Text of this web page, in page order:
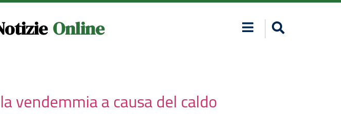
Online
vendemmia a causa del caldo